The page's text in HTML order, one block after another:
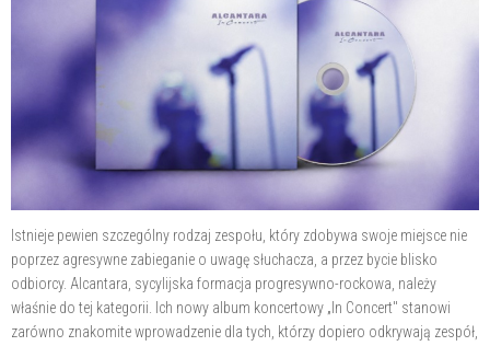
Istnieje pewien szczególny rodzaj zespołu, który zdobywa swoje miejsce nie
poprzez agresywne zabieganie o uwagę słuchacza, a przez bycie blisko
odbiorcy. Alcantara, sycylijska formacja progresywno-rockowa, należy
właśnie do tej kategorii. Ich nowy album koncertowy „In Concert" stanowi
zarówno znakomite wprowadzenie dla tych, którzy dopiero odkrywają zespół,